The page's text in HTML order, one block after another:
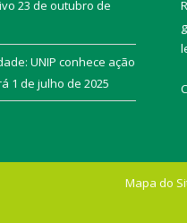
23 de outubro de
UNIP conhece ação
1 de julho de 2025
Mapa do